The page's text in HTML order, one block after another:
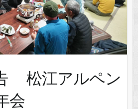
松江アルペン
会